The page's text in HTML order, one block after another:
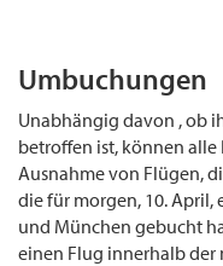
Umbuchungen
Unabhängig davon , ob
betroffen ist, können alle
Ausnahme von Flügen,
die für morgen, 10.
und München gebucht
einen Flug innerhalb der